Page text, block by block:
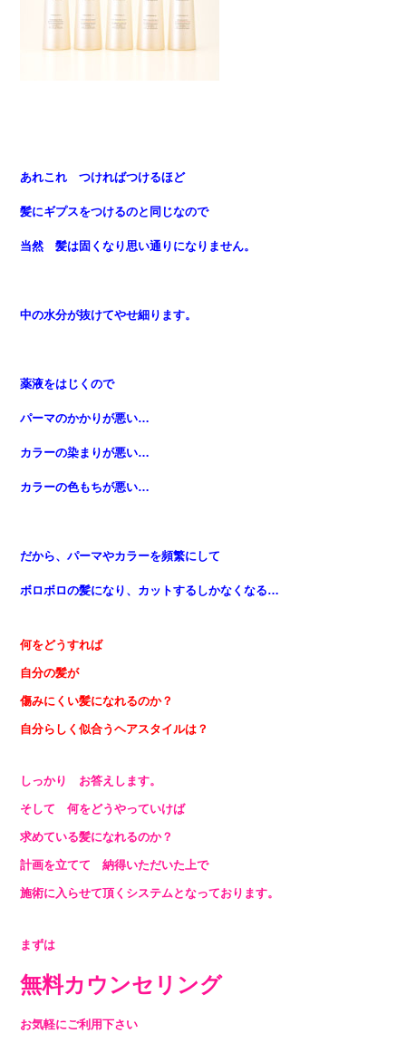
あれこれ つければつけるほど
髪にギプスをつけるのと同じなので
当然 髪は固くなり思い通りになりません。
中の水分が抜けてやせ細ります。
薬液をはじくので
パーマのかかりが悪い…
カラーの染まりが悪い…
カラーの色もちが悪い…
だから、パーマやカラーを頻繁にして
ボロボロの髪になり 、カットするしかなくなる…
何をどうすれば
自分の髪が
傷みにくい髪になれるのか？
自分らしく似合うヘアスタイルは？
しっかり お答えします。
そして 何をどうやっていけば
求めている髪になれるのか？
計画を立てて 納得いただいた上で
施術に入らせて頂くシステムとなっております。
まずは
無料カウンセリング
お気軽にご利用下さい